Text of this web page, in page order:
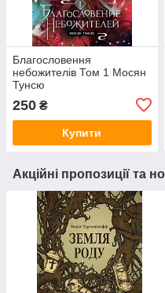
Благословення
небожителів Том 1 Мосян
Тунсю
250 ₴
Купити
Акційні пропозиції та